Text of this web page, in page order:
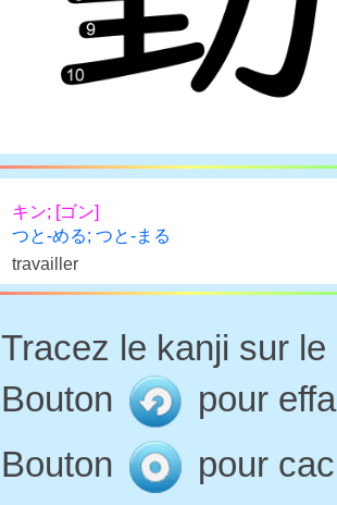
キン; [ゴン]
つと-める; つと-まる
travailler
Tracez le kanji sur
Bouton
pour
Bouton
pour